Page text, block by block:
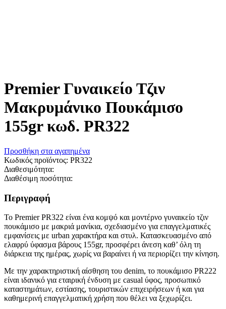
Premier Γυναικείο Τζιν
Μακρυμάνικο Πουκάμισο
155gr κωδ. PR322
Προσθήκη στα αγαπημένα
Κωδικός προϊόντος: PR322
Διαθεσιμότητα:
Διαθέσιμη ποσότητα:
Περιγραφή
Το Premier PR322 είναι ένα κομψό και μοντέρνο γυναικείο τζιν
πουκάμισο με μακριά μανίκια, σχεδιασμένο για επαγγελματικές
εμφανίσεις με urban χαρακτήρα και στυλ. Κατασκευασμένο από
ελαφρύ ύφασμα βάρους 155gr, προσφέρει άνεση καθ’ όλη τη
διάρκεια της ημέρας, χωρίς να βαραίνει ή να περιορίζει την κίνηση.
Με την χαρακτηριστική αίσθηση του denim, το πουκάμισο PR222
είναι ιδανικό για εταιρική ένδυση με casual ύφος, προσωπικό
καταστημάτων, εστίασης, τουριστικών επιχειρήσεων ή και για
καθημερινή επαγγελματική χρήση που θέλει να ξεχωρίζει.